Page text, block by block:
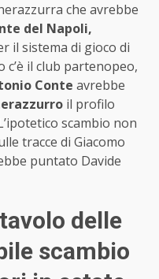
che avrebbe
del Napoli,
il sistema di gioco di
c’è il club partenopeo,
Conte avrebbe
il profilo
scambio non
tracce di Giacomo
puntato Davide
delle
scambio